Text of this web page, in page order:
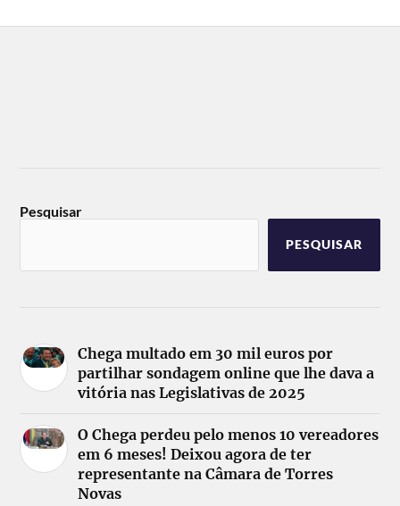
Pesquisar
PESQUISAR
Chega multado em 30 mil euros por
partilhar sondagem online que lhe dava a
vitória nas Legislativas de 2025
O Chega perdeu pelo menos 10 vereadores
em 6 meses! Deixou agora de ter
representante na Câmara de Torres
Novas